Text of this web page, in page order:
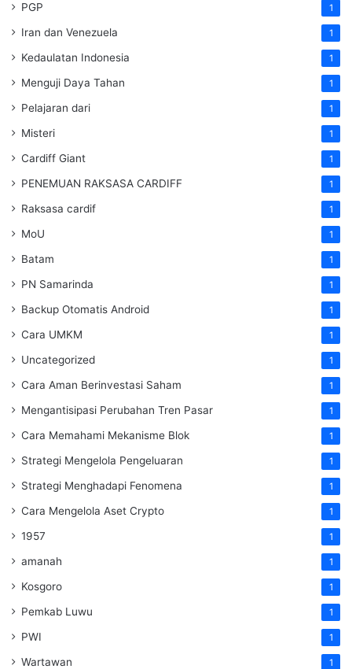
PGP 1
Iran dan Venezuela 1
Kedaulatan Indonesia 1
Menguji Daya Tahan 1
Pelajaran dari 1
Misteri 1
Cardiff Giant 1
PENEMUAN RAKSASA CARDIFF 1
Raksasa cardif 1
MoU 1
Batam 1
PN Samarinda 1
Backup Otomatis Android 1
Cara UMKM 1
Uncategorized 1
Cara Aman Berinvestasi Saham 1
Mengantisipasi Perubahan Tren Pasar 1
Cara Memahami Mekanisme Blok 1
Strategi Mengelola Pengeluaran 1
Strategi Menghadapi Fenomena 1
Cara Mengelola Aset Crypto 1
1957 1
amanah 1
Kosgoro 1
Pemkab Luwu 1
PWI 1
Wartawan 1